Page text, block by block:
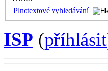
Plnotextové vyhledávání
ISP (příhlásit